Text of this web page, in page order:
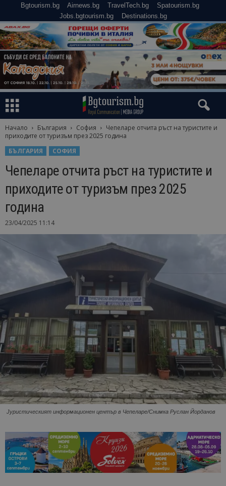
Bgtourism.bg Airnews.bg TravelTech.bg
Spatourism.bg
Jobs.bgtourism.bg
Destinations.bg
Начало България София
Чепеларе отчита ръст на туристите и
приходите от туризъм през 2025 година
БЪЛГАРИЯ
СОФИЯ
Чепеларе отчита ръст на туристите и
приходите от туризъм през 2025
година
23/04/2025 11:14
Jуристическият информационен център в Чепеларе/Снимка Руслан Йорданов